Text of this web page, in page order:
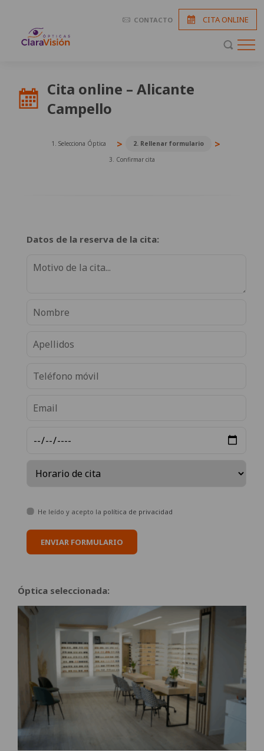
CONTACTO CITA ONLINE
Cita online – Alicante
Campello
1. Selecciona Óptica > 2. Rellenar formulario >
3. Confirmar cita
Datos de la reserva de la cita:
He leído y acepto la política de privacidad
ENVIAR FORMULARIO
Óptica seleccionada: